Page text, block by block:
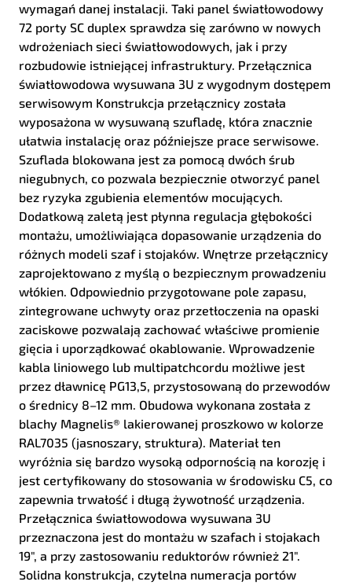
wymagań danej instalacji. Taki panel światłowodowy
72 porty SC duplex sprawdza się zarówno w nowych
wdrożeniach sieci światłowodowych, jak i przy
rozbudowie istniejącej infrastruktury. Przełącznica
światłowodowa wysuwana 3U z wygodnym dostępem
serwisowym Konstrukcja przełącznicy została
wyposażona w wysuwaną szufladę, która znacznie
ułatwia instalację oraz późniejsze prace serwisowe.
Szuflada blokowana jest za pomocą dwóch śrub
niegubnych, co pozwala bezpiecznie otworzyć panel
bez ryzyka zgubienia elementów mocujących.
Dodatkową zaletą jest płynna regulacja głębokości
montażu, umożliwiająca dopasowanie urządzenia do
różnych modeli szaf i stojaków. Wnętrze przełącznicy
zaprojektowano z myślą o bezpiecznym prowadzeniu
włókien. Odpowiednio przygotowane pole zapasu,
zintegrowane uchwyty oraz przetłoczenia na opaski
zaciskowe pozwalają zachować właściwe promienie
gięcia i uporządkować okablowanie. Wprowadzenie
kabla liniowego lub multipatchcordu możliwe jest
przez dławnicę PG13,5, przystosowaną do przewodów
o średnicy 8–12 mm. Obudowa wykonana została z
blachy Magnelis® lakierowanej proszkowo w kolorze
RAL7035 (jasnoszary, struktura). Materiał ten
wyróżnia się bardzo wysoką odpornością na korozję i
jest certyfikowany do stosowania w środowisku C5, co
zapewnia trwałość i długą żywotność urządzenia.
Przełącznica światłowodowa wysuwana 3U
przeznaczona jest do montażu w szafach i stojakach
19", a przy zastosowaniu reduktorów również 21".
Solidna konstrukcja, czytelna numeracja portów